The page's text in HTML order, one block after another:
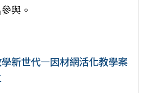
與。
新世代—因材網活化教學案